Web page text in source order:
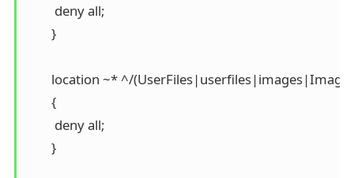
         deny all;
        }
location ~* ^/
        {
         deny all;
        }